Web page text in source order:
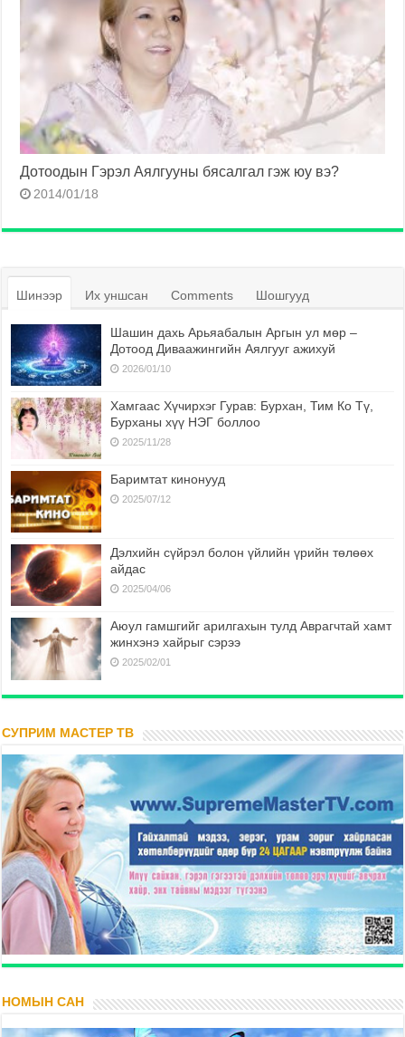
Дотоодын Гэрэл Аялгууны бясалгал гэж юу вэ?
2014/01/18
Шинээр Их уншсан Comments Шошгууд
Шашин дахь Арьяабалын Аргын ул мөр –
Дотоод Диваажингийн Аялгууг ажихуй
2026/01/10
Хамгаас Хүчирхэг Гурав: Бурхан, Тим Ко Тү,
Бурханы хүү НЭГ боллоо
2025/11/28
Баримтат кинонууд
2025/07/12
Дэлхийн сүйрэл болон үйлийн үрийн төлөөх
айдас
2025/04/06
Аюул гамшгийг арилгахын тулд Аврагчтай хамт
жинхэнэ хайрыг сэрээ
2025/02/01
СУПРИМ МАСТЕР ТВ
НОМЫН САН